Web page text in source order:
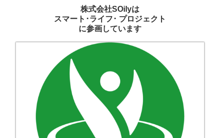
株式会社SOilyは
スマート･ライフ･ プロジェクト
に参画しています